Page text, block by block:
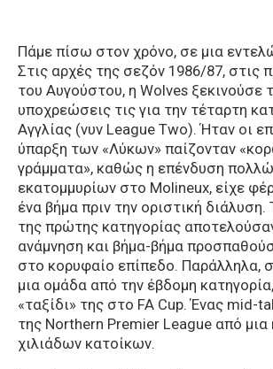
Πάμε πίσω στον χρόνο, σε μια
Στις αρχές της σεζόν 1986/87, στις
του Αυγούστου, η Wolves ξεκινούσε
υποχρεώσεις τις για την τέταρτη
Αγγλίας (νυν League Two). Ήταν οι
ύπαρξη των «Λύκων» παίζονταν
γράμματα», καθώς η επένδυση
εκατομμυρίων στο Molineux, είχε
ένα βήμα πριν την οριστική διάλυση.
της πρώτης κατηγορίας
ανάμνηση και βήμα-βήμα
στο κορυφαίο επίπεδο. Παράλληλα,
μια ομάδα από την έβδομη
«ταξίδι» της στο FA Cup. Ένας mid-
της Northern Premier League από
χιλιάδων κατοίκων.